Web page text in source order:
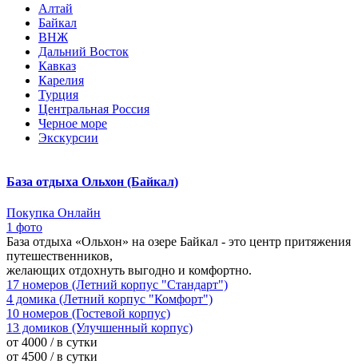
Алтай
Байкал
ВНЖ
Дальний Восток
Кавказ
Карелия
Турция
Центральная Россия
Черное море
Экскурсии
База отдыха Ольхон (Байкал)
Покупка Онлайн
1 фото
База отдыха «Ольхон» на озере Байкал - это центр притяжения
путешественников,
желающих отдохнуть выгодно и комфортно.
17 номеров (Летний корпус "Стандарт")
4 домика (Летний корпус "Комфорт")
10 номеров (Гостевой корпус)
13 домиков (Улучшенный корпус)
от 4000 / в сутки
от 4500 / в сутки